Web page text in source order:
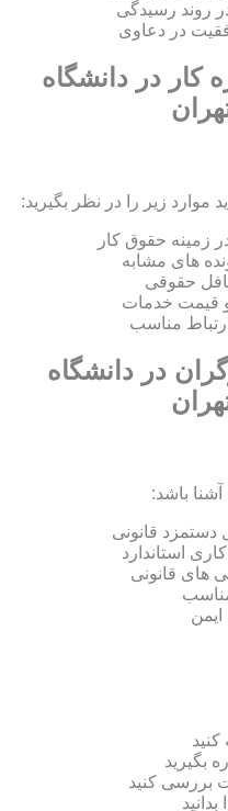
روند رسیدگی
در دعاوی
کار در دانشگاه
موارد زیر را در نظر بگیرید:
زمینه حقوق کار
های مشابه
حقوقی
قیمت خدمات
مناسب
در دانشگاه
باشد:
دستمزد قانونی
استاندارد
های قانونی
کنید
بگیرید
بررسی کنید